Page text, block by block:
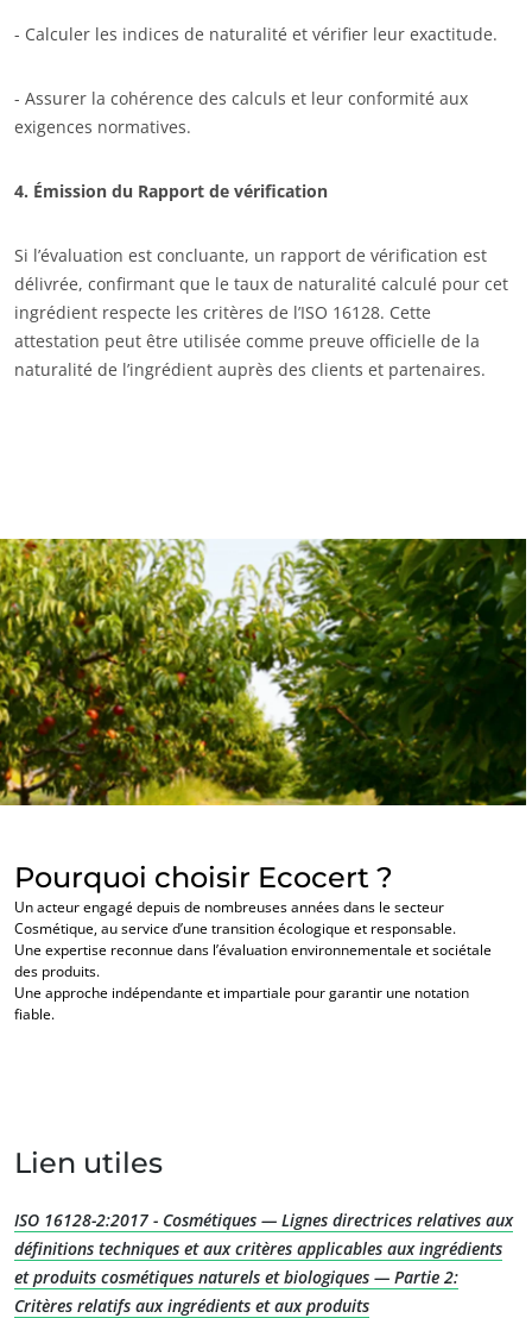
NOS EXPERTISES
Agriculture biologique
Commerce équitable
Biodiversité et changement climatique
Allégations environnementales
- Calculer les indices de naturalité et vérifier leur exactitude.
- Assurer la cohérence des calculs et leur conformité aux
exigences normatives.
4. Émission du Rapport de vérification
Si l’évaluation est concluante, un rapport de vérification est
délivrée, confirmant que le taux de naturalité calculé pour cet
ingrédient respecte les critères de l’ISO 16128. Cette
attestation peut être utilisée comme preuve officielle de la
naturalité de l’ingrédient auprès des clients et partenaires.
Pourquoi choisir Ecocert ?
Un acteur engagé depuis de nombreuses années dans le secteur
Cosmétique, au service d’une transition écologique et responsable.
Une expertise reconnue dans l’évaluation environnementale et sociétale
des produits.
Une approche indépendante et impartiale pour garantir une notation
fiable.
Lien utiles
ISO 16128-2:2017 - Cosmétiques — Lignes directrices relatives aux
définitions techniques et aux critères applicables aux ingrédients
et produits cosmétiques naturels et biologiques — Partie 2:
Critères relatifs aux ingrédients et aux produits